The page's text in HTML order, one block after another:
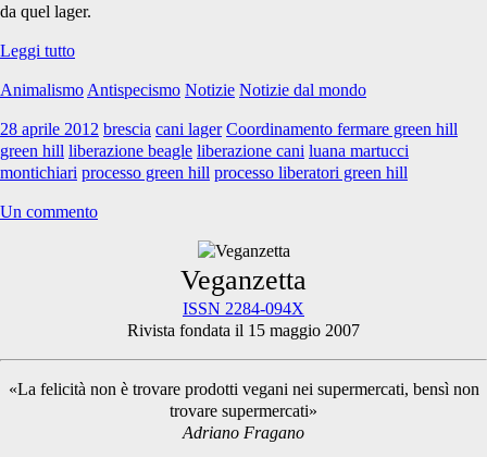
da quel lager.
Leggi tuttoComunicato
Fermare
Hill:
“Processo
contro
ha
Animalismo Antispecismo Notizie Notizie dal mondo
28 aprile 2012 brescia cani lager Coordinamento fermare green hill
green hill liberazione beagle liberazione cani luana martucci
montichiari processo green hill processo liberatori green hill
Un commento
Sidebar
Veganzetta
ISSN 2284-094X
Rivista fondata il 15 maggio 2007
«La felicità non è trovare prodotti vegani nei supermercati, bensì non
trovare supermercati»
Adriano Fragano